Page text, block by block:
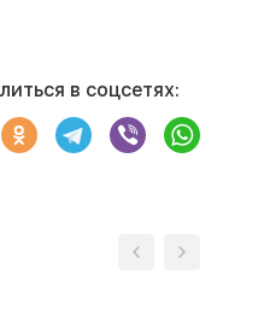
в соцсетях: